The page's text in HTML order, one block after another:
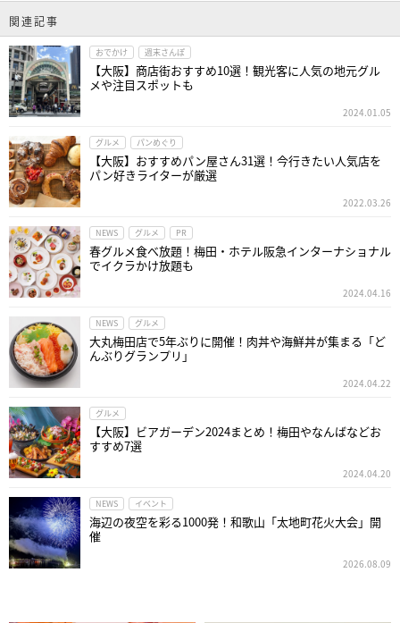
関連記事
おでかけ 週末さんぽ
【大阪】商店街おすすめ10選！観光客に人気の地元グル
メや注目スポットも
2024.01.05
グルメ パンめぐり
【大阪】おすすめパン屋さん31選！今行きたい人気店を
パン好きライターが厳選
2022.03.26
NEWS グルメ PR
春グルメ食べ放題！梅田・ホテル阪急インターナショナル
でイクラかけ放題も
2024.04.16
NEWS グルメ
大丸梅田店で5年ぶりに開催！肉丼や海鮮丼が集まる「ど
んぶりグランプリ」
2024.04.22
グルメ
【大阪】ビアガーデン2024まとめ！梅田やなんばなどお
すすめ7選
2024.04.20
NEWS イベント
海辺の夜空を彩る1000発！和歌山「太地町花火大会」開
催
2026.08.09